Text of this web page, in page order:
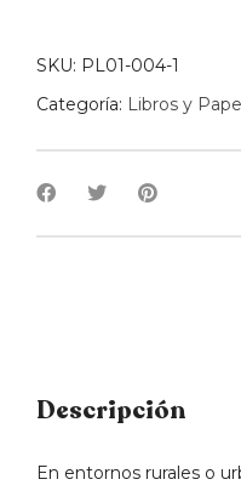
SKU: PL01-004-1
Categoría: Libros y
Descripción
En entornos rurales o